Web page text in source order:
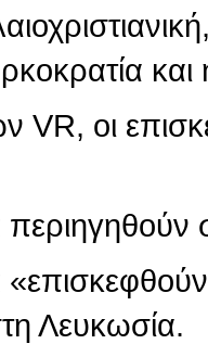
VR, οι
στον
τον
Λευκωσία.